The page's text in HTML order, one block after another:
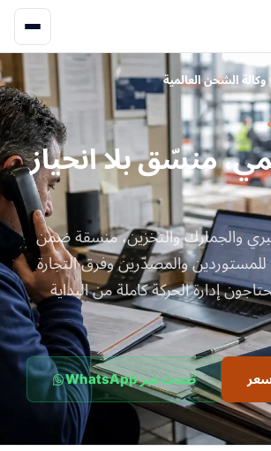
وكالة الشحن العالمية
منسّق بلا انحياز
والجمارك والتخزين، منسقة ضمن
والمصدّرين وفرق التجارة
إدارة الحركة كاملة من البداية
تحدث عبر WhatsApp